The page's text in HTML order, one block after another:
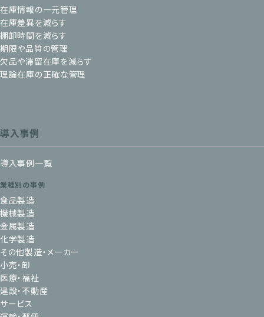
在庫情報の一元管理
在庫差異を減らす
棚卸時間を減らす
期限や品質の管理
欠品や滞留在庫を減らす
理論在庫の正確な管理
導入事例
導入事例一覧
業種別の事例
食品製造
機械製造
金属製造
化学製造
その他製造・メーカー
小売・卸
医療・福祉
建設・不動産
サービス